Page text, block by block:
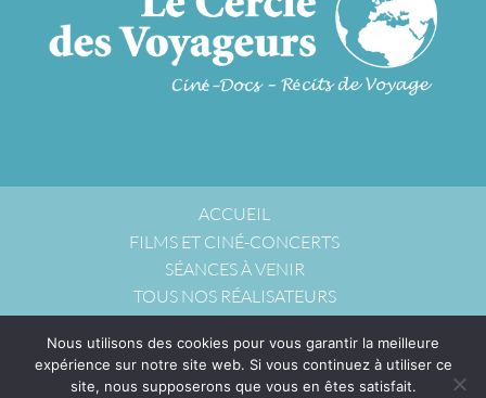
ACCUEIL
FILMS ET CINÉ-CONCERTS
SÉANCES À VENIR
TOUS NOS RÉALISATEURS
NOUS CONTACTER
POLITIQUE DE CONFIDENTIALITÉ
Nous utilisons des cookies pour vous garantir la meilleure
expérience sur notre site web. Si vous continuez à utiliser ce
site, nous supposerons que vous en êtes satisfait.